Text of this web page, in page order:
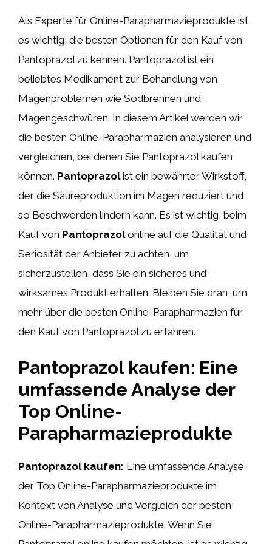
Als Experte für Online-Parapharmazieprodukte ist
es wichtig, die besten Optionen für den Kauf von
Pantoprazol zu kennen. Pantoprazol ist ein
beliebtes Medikament zur Behandlung von
Magenproblemen wie Sodbrennen und
Magengeschwüren. In diesem Artikel werden wir
die besten Online-Parapharmazien analysieren und
vergleichen, bei denen Sie Pantoprazol kaufen
können. Pantoprazolist ein bewährter Wirkstoff,
der die Säureproduktion im Magen reduziert und
so Beschwerden lindern kann. Es ist wichtig, beim
Kauf von Pantoprazolonline auf die Qualität und
Seriosität der Anbieter zu achten, um
sicherzustellen, dass Sie ein sicheres und
wirksames Produkt erhalten. Bleiben Sie dran, um
mehr über die besten Online-Parapharmazien für
den Kauf von Pantoprazol zu erfahren.
Pantoprazol kaufen: Eine
umfassende Analyse der
Top Online-
Parapharmazieprodukte
Pantoprazol kaufen: Eine umfassende Analyse
der Top Online-Parapharmazieprodukte im
Kontext von Analyse und Vergleich der besten
Online-Parapharmazieprodukte. Wenn Sie